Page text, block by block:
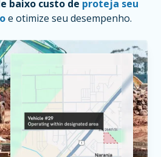
baixo custo de proteja seu
e otimize seu desempenho.